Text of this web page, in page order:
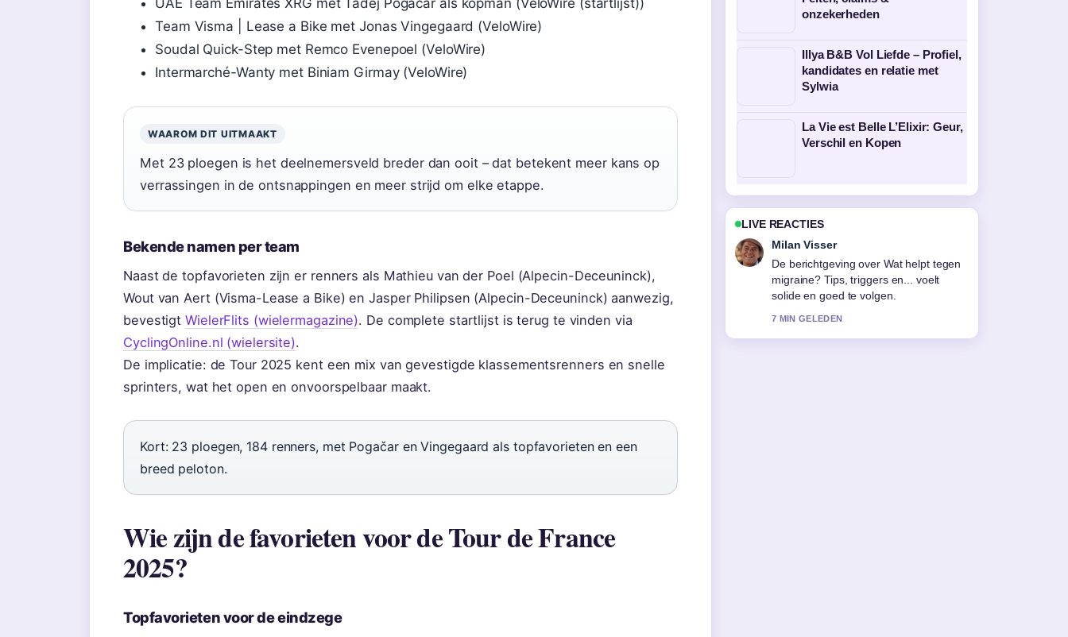
Team Visma | Lease a Bike met Jonas Vingegaard (VeloWire)
Soudal Quick-Step met Remco Evenepoel (VeloWire)
Intermarché-Wanty met Biniam Girmay (VeloWire)
WAAROM DIT UITMAAKT
Met 23 ploegen is het deelnemersveld breder dan ooit – dat betekent meer kans op
verrassingen in de ontsnappingen en meer strijd om elke etappe.
Bekende namen per team
Naast de topfavorieten zijn er renners als Mathieu van der Poel (Alpecin-Deceuninck),
Wout van Aert (Visma-Lease a Bike) en Jasper Philipsen (Alpecin-Deceuninck) aanwezig,
bevestigtWielerFlits (wielermagazine). De complete startlijst is terug te vinden via
CyclingOnline.nl (wielersite).
De implicatie: de Tour 2025 kent een mix van gevestigde klassementsrenners en snelle
sprinters, wat het open en onvoorspelbaar maakt.
Kort: 23 ploegen, 184 renners, met Pogačar en Vingegaard als topfavorieten en een
breed peloton.
Wie zijn de favorieten voor de Tour de France
2025?
Topfavorieten voor de eindzege
onzekerheden
Illya B&B Vol Liefde – Profiel,
kandidates en relatie met
Sylwia
La Vie est Belle L’Elixir: Geur,
Verschil en Kopen
LIVE REACTIES
Nina Meijer
Goede verificatie rond One-Punch Man
Manga: Complete Gids (2025). Meer
redacties zouden zo moeten schrijven.
9 MIN GELEDEN